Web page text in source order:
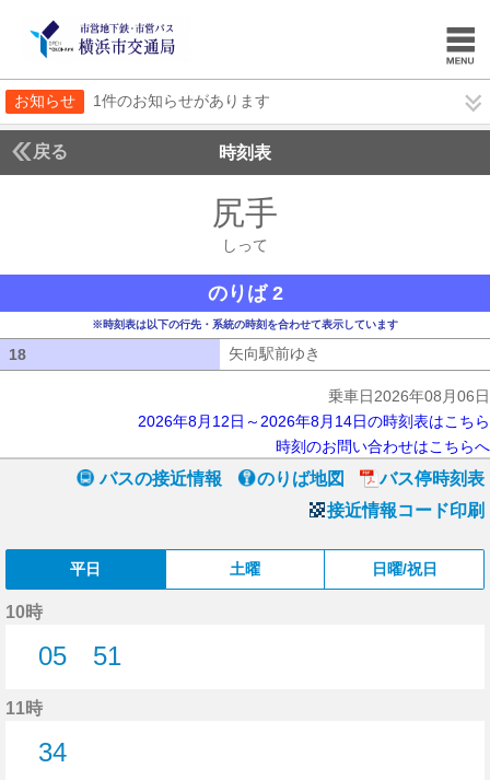
お知らせ 1件のお知らせがあります
戻る 時刻表
尻手
しって
のりば 2
※時刻表は以下の行先・系統の時刻を合わせて表示しています
18 矢向駅前ゆき
乗車日2026年08月06日
2026年8月12日～2026年8月14日の時刻表はこちら
時刻のお問い合わせはこちらへ
バスの接近情報 のりば地図
バス停時刻表
接近情報コード印刷
平日 土曜 日曜/祝日
10時
05
51
11時
34